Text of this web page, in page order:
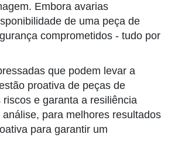
Embora avarias
de uma peça de
comprometidos - tudo por
que podem levar a
proativa de peças de
e garanta a resiliência
para melhores resultados
para garantir um